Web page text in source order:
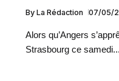
By La Rédaction 07/05/
Alors qu’Angers
Strasbourg ce samedi...